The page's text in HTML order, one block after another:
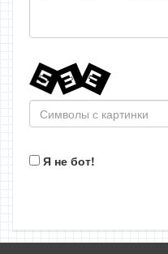
Я не бот!